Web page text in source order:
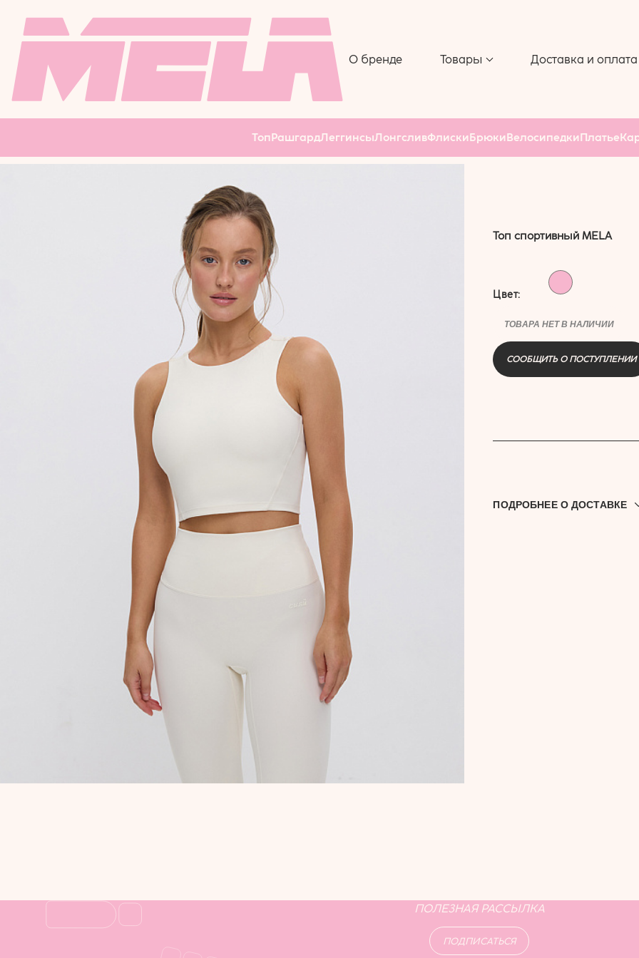
О бренде Товары Доставка и оплата
ФЛИСКИ
ВЕЛОСИПЕДКИ
ПЛАТЬЕ
КАРДИГАН
ФИТНЕСА
МАССАЖНЫЙ РОЛИК
БОДИБАР
ТопРашгардЛеггинсыЛонгсливФлискиБрюкиВелосипедкиПлатье
Топ спортивный MELA
Цвет:
ТОВАРА НЕТ В НАЛИЧИИ
СООБЩИТЬ О ПОСТУПЛЕНИИ
ПОДРОБНЕЕ О ДОСТАВКЕ
ПОЛЕЗНАЯ РАССЫЛКА
ПОДПИСАТЬСЯ